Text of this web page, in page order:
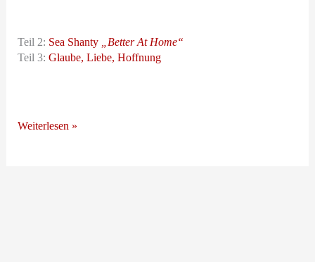
Teil 2: Sea Shanty
„Better At Home“
Teil 3:Glaube, Liebe, Hoffnung
Heimatlose
Weiterlesen »